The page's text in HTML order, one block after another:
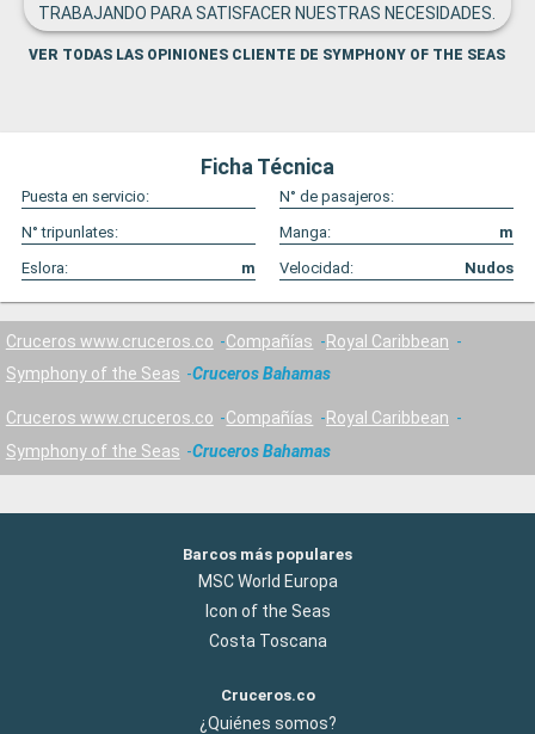
TRABAJANDO PARA SATISFACER NUESTRAS NECESIDADES.
VER TODAS LAS OPINIONES CLIENTE DE SYMPHONY OF THE SEAS
Ficha Técnica
Puesta en servicio:
N° de pasajeros:
N° tripunlates:
Manga:
m
Eslora:
m Velocidad: Nudos
Cruceros www.cruceros.co Compañías
Royal Caribbean
Symphony of the Seas
Cruceros Bahamas
Cruceros www.cruceros.co Compañías
Royal Caribbean
Symphony of the Seas
Cruceros Bahamas
Barcos más populares
MSC World Europa
Icon of the Seas
Costa Toscana
Cruceros.co
¿Quiénes somos?